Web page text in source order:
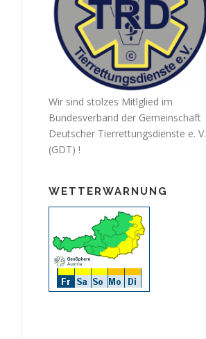
Wir sind stolzes Mitlglied im
Bundesverband der Gemeinschaft
Deutscher Tierrettungsdienste e. V.
(GDT) !
WETTERWARNUNG